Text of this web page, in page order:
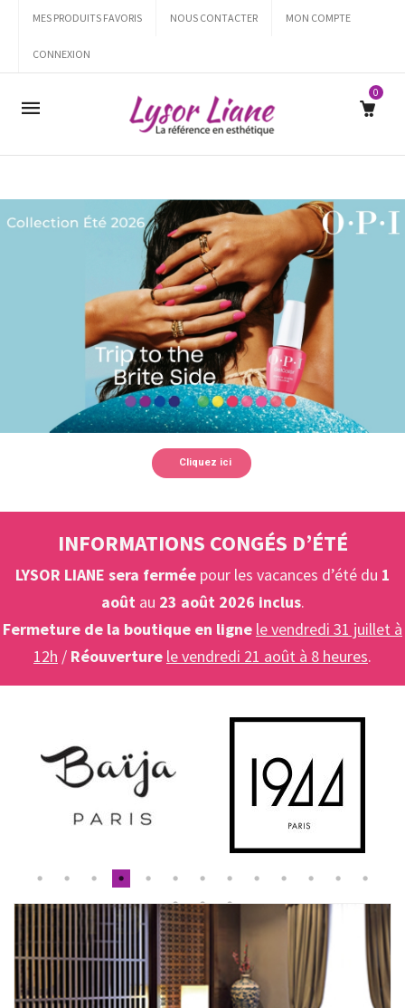
MES PRODUITS FAVORIS NOUS CONTACTER MON COMPTE
CONNEXION
Mobile
0
Cliquez ici
INFORMATIONS CONGÉS D’ÉTÉ
LYSOR LIANE sera ferméepour les vacances d’été du 1
aoûtau 23 août 2026 inclus.
Fermeture de la boutique en ligne le vendredi 31 juillet à
12h / Réouverture le vendredi 21 août à 8 heures.